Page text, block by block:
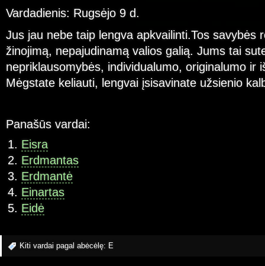
Vardadienis: Rugsėjo 9 d.
Jus jau nebe taip lengva apkvailinti.Tos savybės
žinojimą, nepajudinamą valios galią. Jums tai
nepriklausomybės, individualumo, originalumo ir
Mėgstate keliauti, lengvai įsisavinate užsienio
Panašūs vardai:
Eisra
Erdmantas
Erdmantė
Einartas
Eidė
Kiti vardai pagal abėcėlę: E